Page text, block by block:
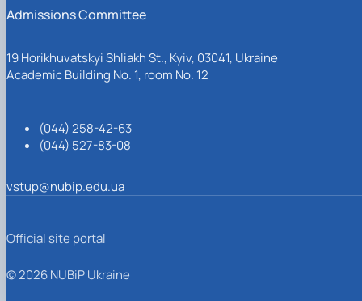
Admissions Committee
19 Horikhuvatskyi Shliakh St., Kyiv, 03041, Ukraine
Academic Building No. 1, room No. 12
(044) 258-42-63
(044) 527-83-08
vstup@nubip.edu.ua
Official site portal
© 2026 NUBiP Ukraine